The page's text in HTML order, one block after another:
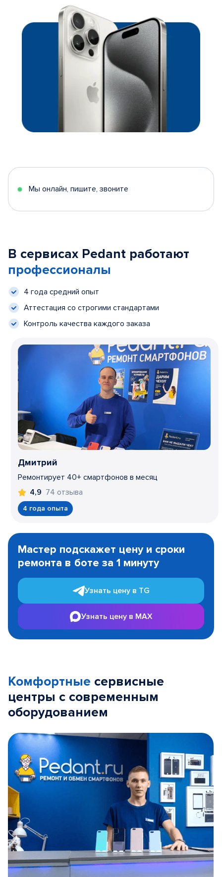
Мы онлайн, пишите, звоните
В сервисах Pedant работают
профессионалы
4 года средний опыт
Аттестация со строгими стандартами
Контроль качества каждого заказа
Дмитрий
Ремонтирует 40+ смартфонов в месяц
4,9 74 отзыва
4 года опыта
1
Мастер подскажет цену и сроки
ремонта в боте за 1 минуту
Узнать цену в TG
Узнать цену в MAX
Комфортные сервисные
центры с современным
оборудованием